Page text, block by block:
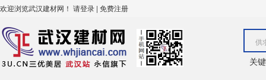
欢迎浏览武汉建材网！ 请登录 | 免费注册
供
关